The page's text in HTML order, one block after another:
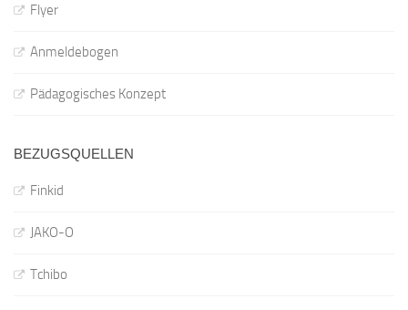
Infos und Team
Bildergalerie
Waldwölfe
Bildergalerie
Galerie 2012/2013
Flyer
Anmeldebogen
Pädagogisches Konzept
BEZUGSQUELLEN
Finkid
JAKO-O
Tchibo